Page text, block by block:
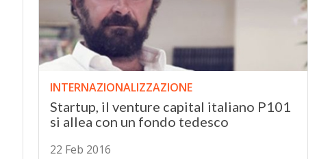
INTERNAZIONALIZZAZIONE
Startup, il venture capital italiano P101
si allea con un fondo tedesco
22 Feb 2016